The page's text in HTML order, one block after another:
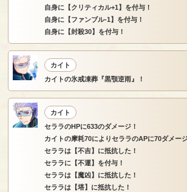
自身に【クリティカル+1】を付与！
自身に【ファンブル-1】を付与！
自身に【封殺30】を付与！
カイト
カイトの氷戒凍葬『黒顎逆雨』！
カイト
セララのHPに633のダメージ！
カイトの摩耗70によりセララのAPに70ダメージ
セララは【不吉】に抵抗した！
セララに【不運】を付与！
セララは【魔凶】に抵抗した！
セララは【塔】に抵抗した！